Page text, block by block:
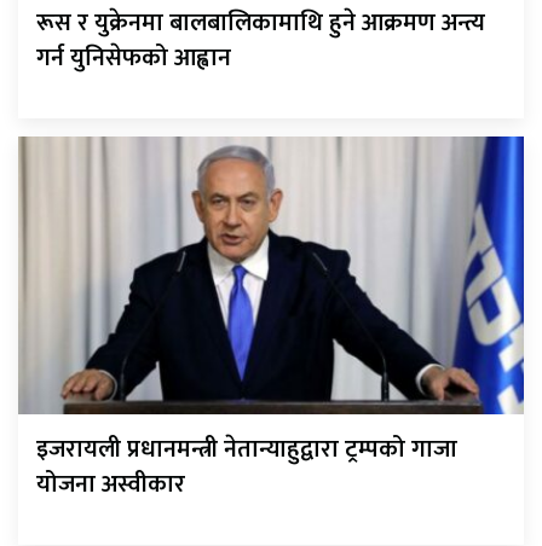
रूस र युक्रेनमा बालबालिकामाथि हुने आक्रमण अन्त्य
गर्न युनिसेफको आह्वान
इजरायली प्रधानमन्त्री नेतान्याहुद्वारा ट्रम्पको गाजा
योजना अस्वीकार